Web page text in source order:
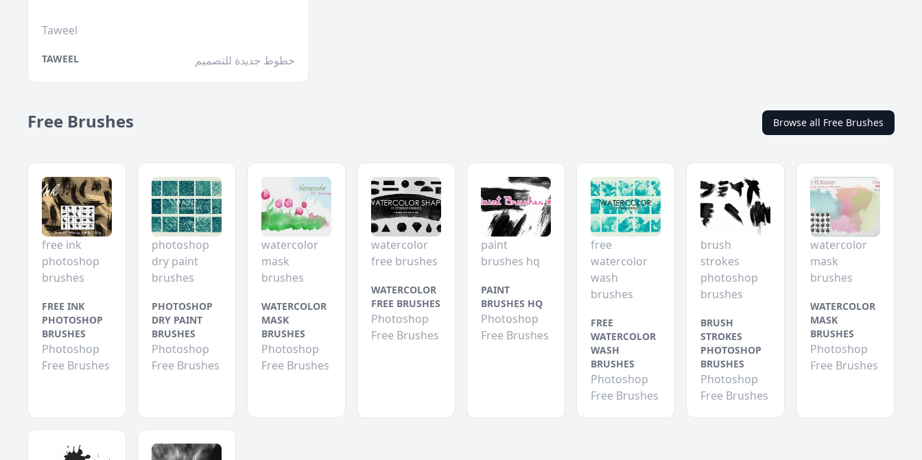
Taweel
TAWEEL خطوط جديدة للتصميم
Free Brushes Browse all Free Brushes
free ink
photoshop
brushes
FREE INK
PHOTOSHOP
BRUSHES
Photoshop
Free Brushes
photoshop
dry paint
brushes
PHOTOSHOP
DRY PAINT
BRUSHES
Photoshop
Free Brushes
watercolor
mask
brushes
WATERCOLOR
MASK
BRUSHES
Photoshop
Free Brushes
watercolor
free brushes
WATERCOLOR
FREE BRUSHES
Photoshop
Free Brushes
paint
brushes hq
PAINT
BRUSHES HQ
Photoshop
Free Brushes
free
watercolor
wash
brushes
FREE
WATERCOLOR
WASH
BRUSHES
Photoshop
Free Brushes
brush
strokes
photoshop
brushes
BRUSH
STROKES
PHOTOSHOP
BRUSHES
Photoshop
Free Brushes
watercolor
mask
brushes
WATERCOLOR
MASK
BRUSHES
Photoshop
Free Brushes